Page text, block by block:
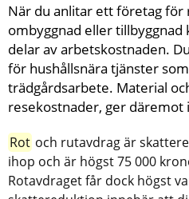
När du anlitar ett företag för
ombyggnad eller
delar av arbetskostnaden.
för hushållsnära tjänster
trädgårdsarbete. Material
resekostnader, ger däremot
Rot och rutavdrag är
ihop och är högst 75 000
Rotavdraget får dock högst